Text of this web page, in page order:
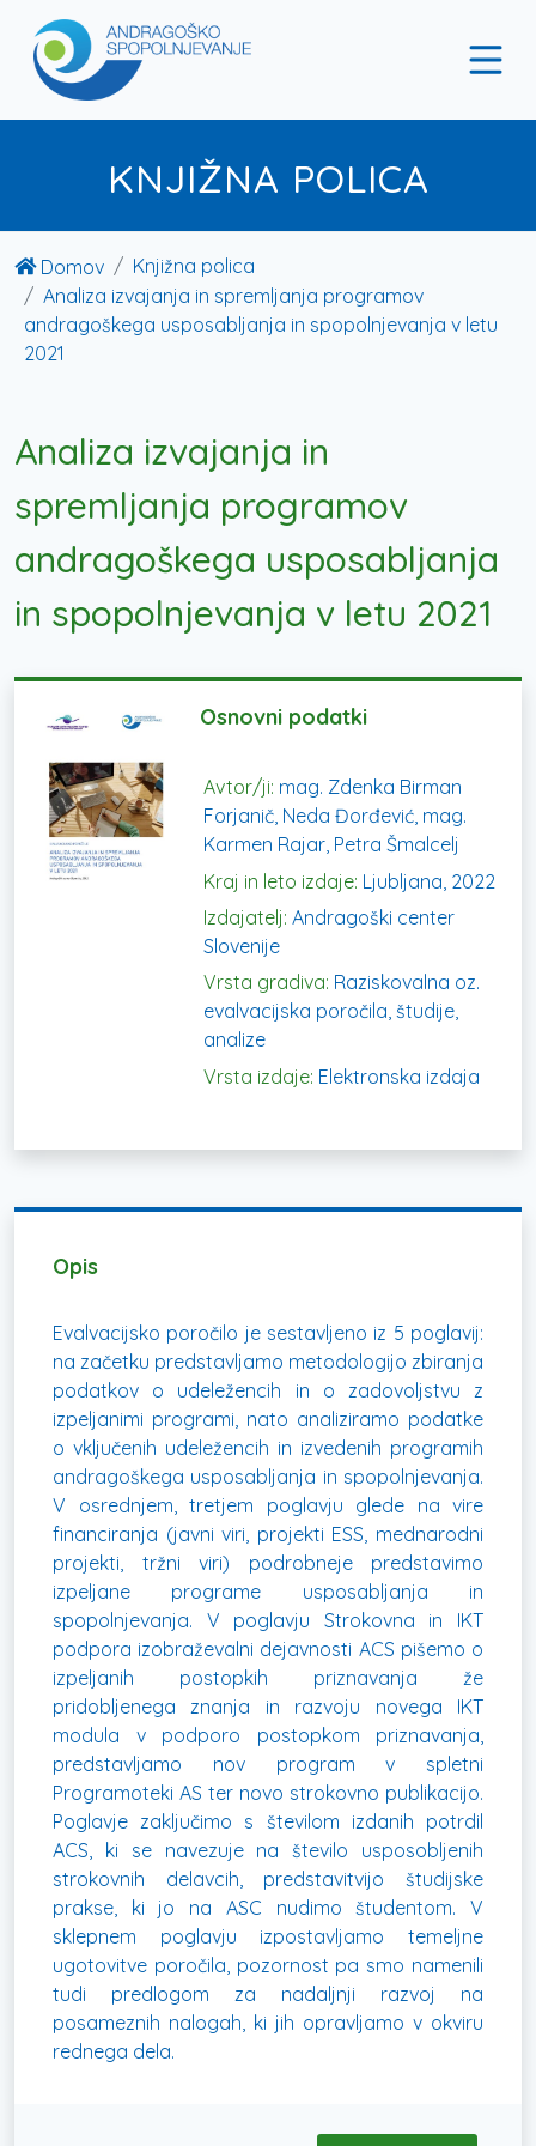
KNJIŽNA POLICA
Domov
Knjižna polica
Analiza izvajanja in spremljanja programov
andragoškega usposabljanja in spopolnjevanja v letu
2021
Analiza izvajanja in
spremljanja programov
andragoškega usposabljanja
in spopolnjevanja v letu 2021
Osnovni podatki
Avtor/ji: mag. Zdenka Birman
Forjanič, Neda Đorđević, mag.
Karmen Rajar, Petra Šmalcelj
Kraj in leto izdaje: Ljubljana, 2022
Izdajatelj: Andragoški center
Slovenije
Vrsta gradiva: Raziskovalna oz.
evalvacijska poročila, študije,
analize
Vrsta izdaje: Elektronska izdaja
Opis
Evalvacijsko poročilo je sestavljeno iz 5 poglavij:
na začetku predstavljamo metodologijo zbiranja
podatkov o udeležencih in o zadovoljstvu z
izpeljanimi programi, nato analiziramo podatke
o vključenih udeležencih in izvedenih programih
andragoškega usposabljanja in spopolnjevanja.
V osrednjem, tretjem poglavju glede na vire
financiranja (javni viri, projekti ESS, mednarodni
projekti, tržni viri) podrobneje predstavimo
izpeljane programe usposabljanja in
spopolnjevanja. V poglavju Strokovna in IKT
podpora izobraževalni dejavnosti ACS pišemo o
izpeljanih postopkih priznavanja že
pridobljenega znanja in razvoju novega IKT
modula v podporo postopkom priznavanja,
predstavljamo nov program v spletni
Programoteki AS ter novo strokovno publikacijo.
Poglavje zaključimo s številom izdanih potrdil
ACS, ki se navezuje na število usposobljenih
strokovnih delavcih, predstavitvijo študijske
prakse, ki jo na ASC nudimo študentom. V
sklepnem poglavju izpostavljamo temeljne
ugotovitve poročila, pozornost pa smo namenili
tudi predlogom za nadaljnji razvoj na
posameznih nalogah, ki jih opravljamo v okviru
rednega dela.